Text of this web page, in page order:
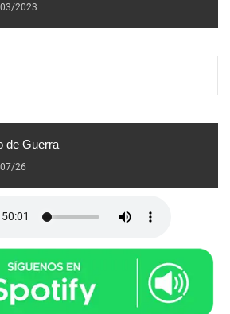
2023
de Guerra
26